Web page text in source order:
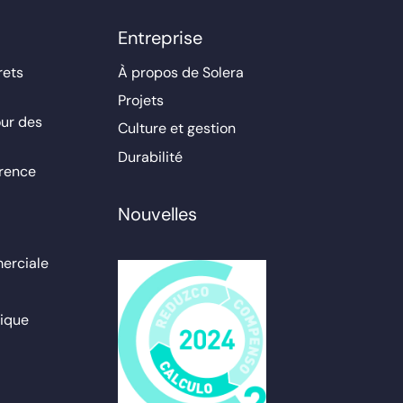
des
Entreprise
À propos de Solera
Projets
Culture et gestion
Durabilité
Nouvelles